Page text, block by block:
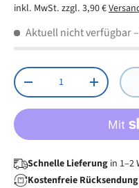
Passend für 35 mm
Dauerstrom und
inkl. MwSt. zzgl. 3,90 €
Aktuell nicht verfügbar
Anzahl
Menge verringernMenge
Schnelle Lieferung in 1–2
Kostenfreie Rücksendung